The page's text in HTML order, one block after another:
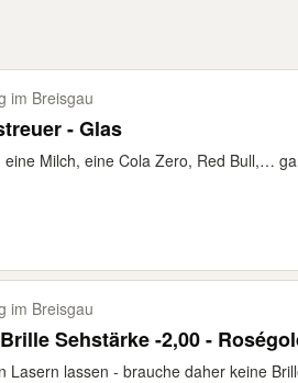
im Breisgau
- Glas
eine Milch, eine Cola Zero, Red Bull,…
im Breisgau
Sehstärke -2,00 -
Lasern lassen - brauche daher keine